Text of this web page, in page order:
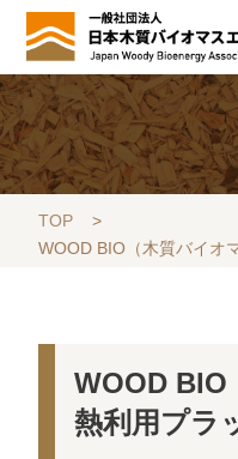
HOME
TOPICS
協会について
木質バイオマスの基礎知識
協会の活動
ライブラリ
データベース
Q&A
リンク集
お問い合わせ
会員専用
採用情報
TOP
>
WOOD BIO（木質バイオ
WOOD BIO
熱利用プラ